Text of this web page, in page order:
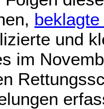
und
im